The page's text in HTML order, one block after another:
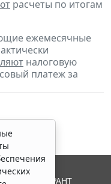
расчеты по итогам
ежемесячные
налоговую
платеж за
ГАРАНТ